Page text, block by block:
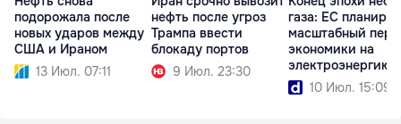
подорожала после
новых ударов между
США и Ираном
13 Июл. 07:11
нефть после угроз
Трампа ввести
блокаду портов
9 Июл. 23:30
газа: ЕС
масштабный
экономики на
электроэнергию
10 Июл. 15:09